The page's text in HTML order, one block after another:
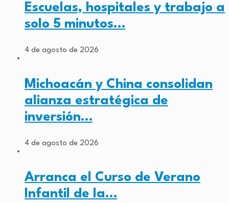
Escuelas, hospitales y trabajo a
solo 5 minutos…
4 de agosto de 2026
Michoacán y China consolidan
alianza estratégica de
inversión…
4 de agosto de 2026
Arranca el Curso de Verano
Infantil de la…